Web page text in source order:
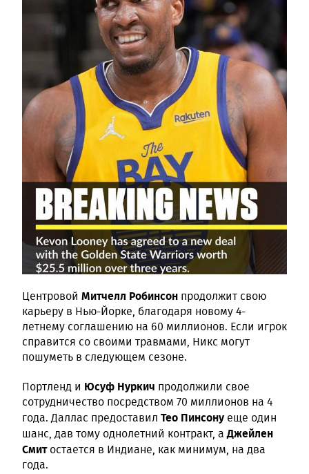
Центровой Митчелл Робинсон продолжит свою
карьеру в Нью-Йорке, благодаря новому 4-
летнему соглашению на 60 миллионов. Если игрок
справится со своими травмами, Никс могут
пошуметь в следующем сезоне.
Портленд и Юсуф Нуркич продолжили свое
сотрудничество посредством 70 миллионов на 4
года. Даллас предоставил Тео Пинсону еще один
шанс, дав тому однолетний контракт, аДжейлен
Смитостается в Индиане, как минимум, на два
года.